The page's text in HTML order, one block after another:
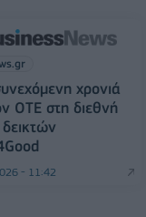
χρονιά
ΟΤΕ στη διεθνή
- 11:42